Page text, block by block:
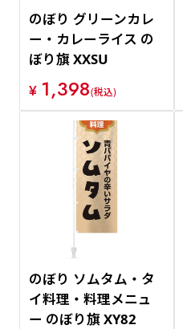
のぼり グリーンカレ
ー・カレーライス の
ぼり旗 XXSU
¥ 1,398(税込)
のぼり ソムタム・タ
イ料理・料理メニュ
ー のぼり旗 XY82